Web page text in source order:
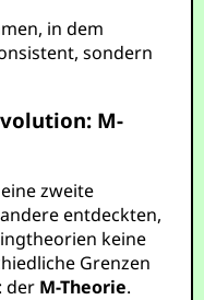
in dem
sondern
M-
zweite
entdeckten,
keine
Grenzen
der M-Theorie.